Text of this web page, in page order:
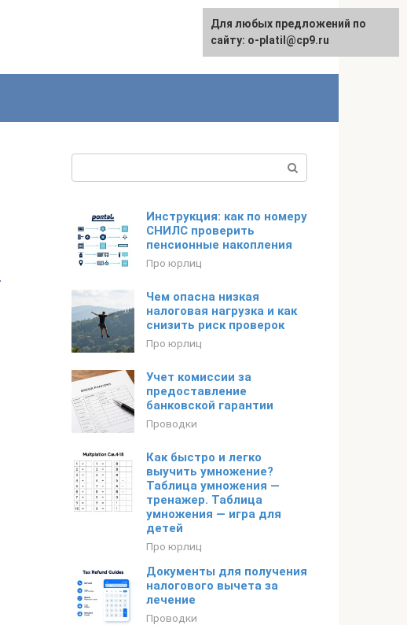
Инструкция: как по номеру
СНИЛС проверить
пенсионные накопления
Про юрлиц
Чем опасна низкая
налоговая нагрузка и как
снизить риск проверок
Про юрлиц
Учет комиссии за
предоставление
банковской гарантии
Проводки
Как быстро и легко
выучить умножение?
Таблица умножения —
тренажер. Таблица
умножения — игра для
детей
Про юрлиц
Документы для получения
налогового вычета за
лечение
Проводки
Для любых предложений по
сайту: o-platil@cp9.ru